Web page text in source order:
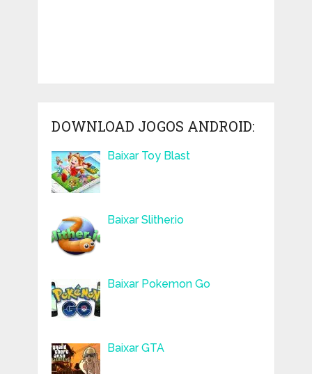
DOWNLOAD JOGOS ANDROID:
Baixar Toy Blast
Baixar Slither.io
Baixar Pokemon Go
Baixar GTA